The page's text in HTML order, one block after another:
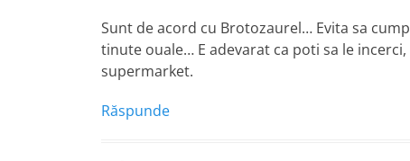
Sunt de acord cu Brotozaurel… Evita sa
tinute ouale… E adevarat ca poti sa le
supermarket.
Răspunde